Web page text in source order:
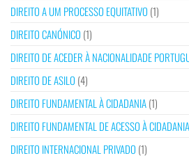
DIREITO A UM PROCESSO EQUITATIVO (1)
DIREITO CANÓNICO (1)
DIREITO DE ACEDER À NACIONALIDADE
DIREITO DE ASILO (4)
DIREITO FUNDAMENTAL À CIDADANIA(1)
DIREITO FUNDAMENTAL DE ACESSO À
DIREITO INTERNACIONAL PRIVADO (1)